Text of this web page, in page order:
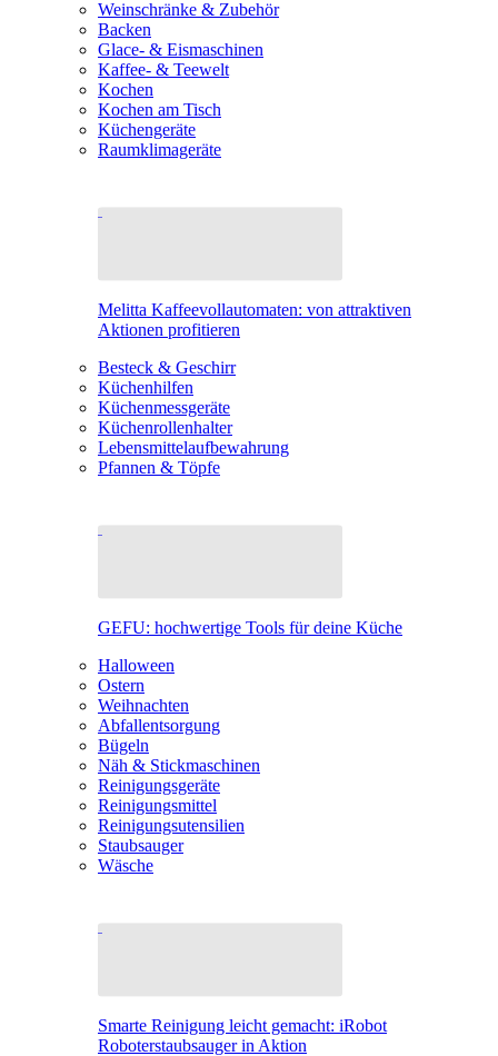
Weinschränke & Zubehör
Backen
Glace- & Eismaschinen
Kaffee- & Teewelt
Kochen
Kochen am Tisch
Küchengeräte
Raumklimageräte
Melitta Kaffeevollautomaten: von attraktiven
Aktionen profitieren
Besteck & Geschirr
Küchenhilfen
Küchenmessgeräte
Küchenrollenhalter
Lebensmittelaufbewahrung
Pfannen & Töpfe
GEFU: hochwertige Tools für deine Küche
Halloween
Ostern
Weihnachten
Abfallentsorgung
Bügeln
Näh & Stickmaschinen
Reinigungsgeräte
Reinigungsmittel
Reinigungsutensilien
Staubsauger
Wäsche
Smarte Reinigung leicht gemacht: iRobot
Roboterstaubsauger in Aktion